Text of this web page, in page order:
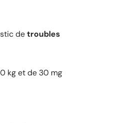
detroubles
kg et de 30 mg